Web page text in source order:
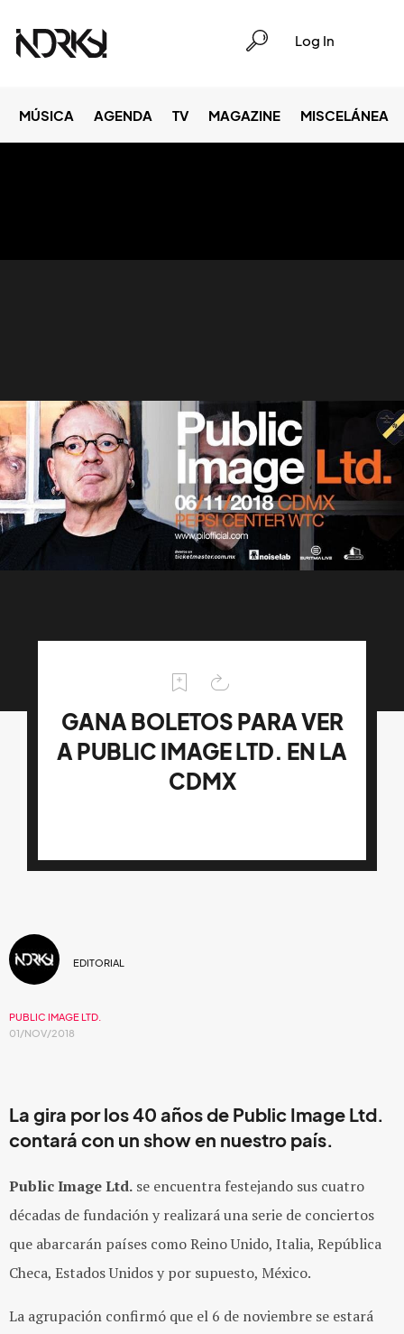
Log In
MÚSICA AGENDA TV MAGAZINE MISCELÁNEA
GANA BOLETOS PARA VER
A PUBLIC IMAGE LTD. EN LA
CDMX
EDITORIAL
PUBLIC IMAGE LTD.
01/NOV/2018
La gira por los 40 años de Public Image Ltd.
contará con un show en nuestro país.
Public Image Ltd. se encuentra festejando sus cuatro
décadas de fundación y realizará una serie de conciertos
que abarcarán países como Reino Unido, Italia, República
Checa, Estados Unidos y por supuesto, México.
La agrupación confirmó que el 6 de noviembre se estará